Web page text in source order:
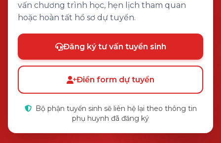
vấn chương trình học, hẹn lịch tham quan
hoặc hoàn tất hồ sơ dự tuyển.
Đăng ký tư vấn tuyển sinh
Điền form dự tuyển
Bộ phận tuyển sinh sẽ liên hệ lại theo thông tin
phụ huynh đã đăng ký